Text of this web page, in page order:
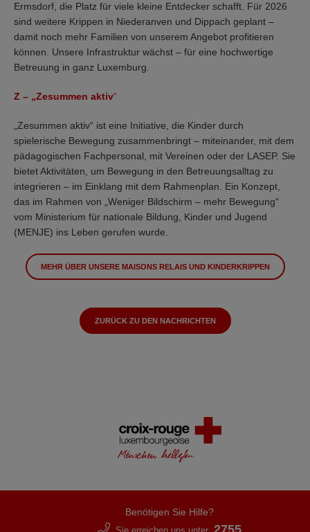
Ermsdorf, die Platz für viele kleine Entdecker schafft. Für 2026
sind weitere Krippen in Niederanven und Dippach geplant –
damit noch mehr Familien von unserem Angebot profitieren
können. Unsere Infrastruktur wächst – für eine hochwertige
Betreuung in ganz Luxemburg.
Z – „Zesummen aktiv“
„Zesummen aktiv“ ist eine Initiative, die Kinder durch
spielerische Bewegung zusammenbringt – miteinander, mit dem
pädagogischen Fachpersonal, mit Vereinen oder der LASEP. Sie
bietet Aktivitäten, um Bewegung in den Betreuungsalltag zu
integrieren – im Einklang mit dem Rahmenplan. Ein Konzept,
das im Rahmen von „Weniger Bildschirm – mehr Bewegung“
vom Ministerium für nationale Bildung, Kinder und Jugend
(MENJE) ins Leben gerufen wurde.
MEHR ÜBER UNSERE MAISONS RELAIS UND KINDERKRIPPEN
ZURÜCK ZU DEN NACHRICHTEN
Benötigen Sie Hilfe?